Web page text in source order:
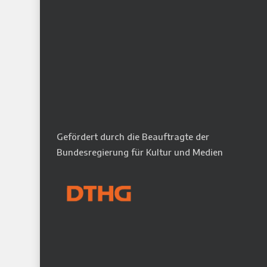
Gefördert durch die Beauftragte der
Bundesregierung für Kultur und Medien